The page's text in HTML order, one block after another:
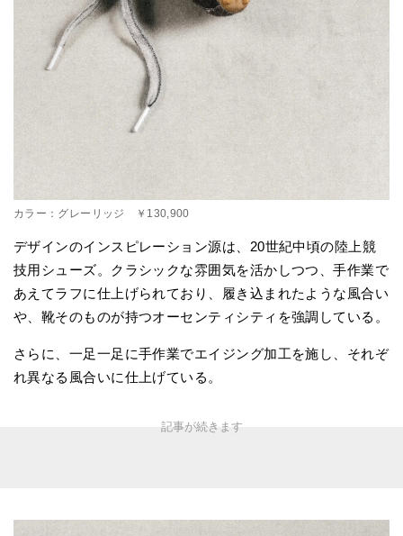
カラー：グレーリッジ ￥130,900
デザインのインスピレーション源は、20世紀中頃の陸上競
技用シューズ。クラシックな雰囲気を活かしつつ、手作業で
あえてラフに仕上げられており、履き込まれたような風合い
や、靴そのものが持つオーセンティシティを強調している。
さらに、一足一足に手作業でエイジング加工を施し、それぞ
れ異なる風合いに仕上げている。